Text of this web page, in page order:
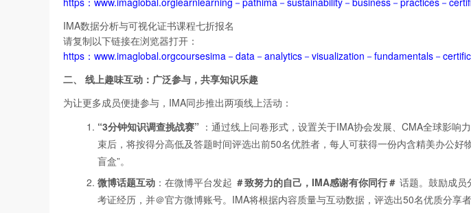
IMA数据分析与可视化证书课程七折报名
请复制以下链接在浏览器打开：
https：www.imaglobal.orgcoursesima－data－analytics－visualization－fundamentals－
二、 线上趣味互动：广泛参与，共享知识乐趣
为让更多成员便捷参与，IMA同步推出两项线上活动：
“3分钟知识调查挑战赛” ：通过线上问卷形式，设置关于IMA协会发展、CMA全球影响
束后，将按得分高低及答题时间评选出前50名优胜者，每人可获得一份内含精美办公好
盲盒”。
微博话题互动 ：在微博平台发起 ＃致努力的自己，IMA感谢有你同行＃ 话题。鼓励成员
考证经历，并＠官方微博账号。IMA将根据内容质量与互动数据，评选出50名优质分享者